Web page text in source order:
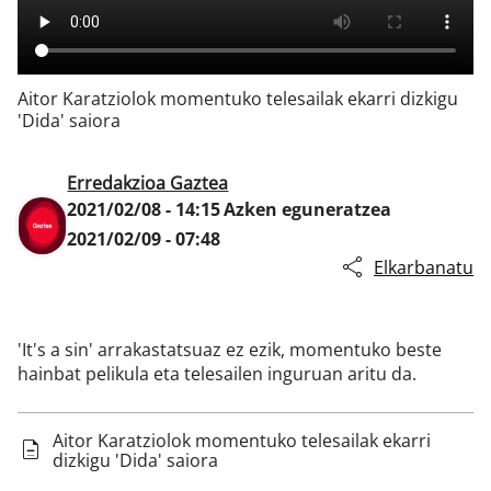
Aitor Karatziolok momentuko telesailak ekarri dizkigu
'Dida' saiora
Erredakzioa Gaztea
2021/02/08 - 14:15Azken eguneratzea
2021/02/09 - 07:48
Elkarbanatu
'It's a sin' arrakastatsuaz ez ezik, momentuko beste
hainbat pelikula eta telesailen inguruan aritu da.
Aitor Karatziolok momentuko telesailak ekarri
dizkigu 'Dida' saiora